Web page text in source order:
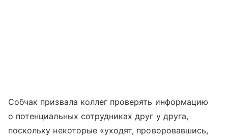
Собчак призвала коллег проверять информацию
о потенциальных сотрудниках друг у друга,
поскольку некоторые «уходят, проворовавшись,